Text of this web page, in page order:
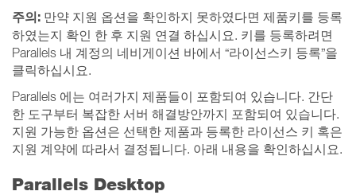
주의: 만약 지원 옵션을 확인하지 못하였다면 제품키를 등록
하였는지 확인 한 후 지원 연결 하십시요. 키를 등록하려면
Parallels 내 계정의 네비게이션 바에서 “라이선스키 등록”을
클릭하십시요.
Parallels 에는 여러가지 제품들이 포함되여 있습니다. 간단
한 도구부터 복잡한 서버 해결방안까지 포함되여 있습니다.
지원 가능한 옵션은 선택한 제품과 등록한 라이선스 키 혹은
지원 계약에 따라서 결정됩니다. 아래 내용을 확인하십시요.
Parallels Desktop